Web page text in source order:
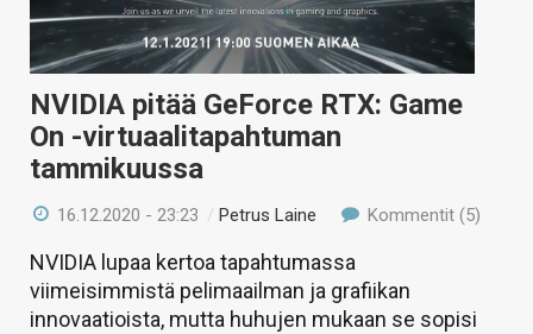
KAUPPA
VAIHDA TEEMA
HAKU
NVIDIA pitää GeForce RTX: Game
On -virtuaalitapahtuman
tammikuussa
16.12.2020 - 23:23 / Petrus Laine Kommentit (5)
NVIDIA lupaa kertoa tapahtumassa
viimeisimmistä pelimaailman ja grafiikan
innovaatioista, mutta huhujen mukaan se sopisi